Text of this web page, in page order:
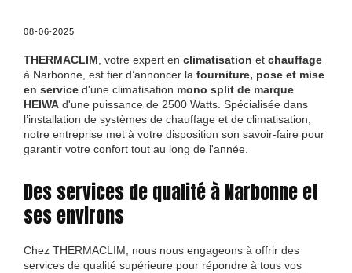
08-06-2025
THERMACLIM , votre expert en climatisation et chauffage
à Narbonne, est fier d’annoncer la fourniture, pose et mise
en service d'une climatisation mono split de marque
HEIWA d'une puissance de 2500 Watts. Spécialisée dans
l’installation de systèmes de chauffage et de climatisation,
notre entreprise met à votre disposition son savoir-faire pour
garantir votre confort tout au long de l'année.
Des services de qualité à Narbonne et
ses environs
Chez THERMACLIM, nous nous engageons à offrir des
services de qualité supérieure pour répondre à tous vos